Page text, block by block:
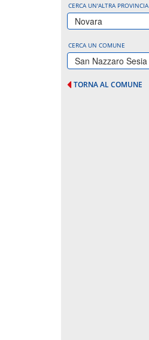
CERCA UN'ALTRA PROVINCIA
Novara
CERCA UN COMUNE
San Nazzaro Sesia
TORNA AL COMUNE